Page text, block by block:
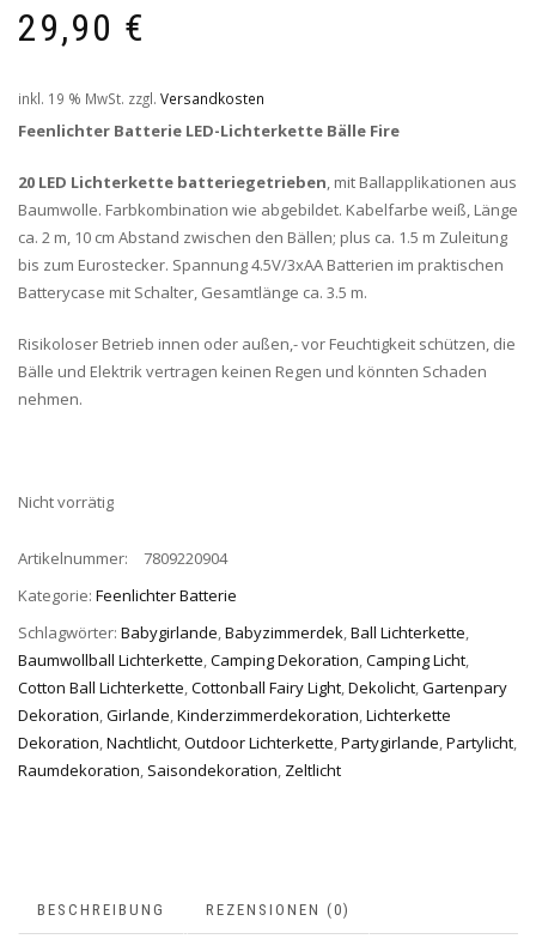
29,90 €
inkl. 19 % MwSt. zzgl. Versandkosten
Feenlichter Batterie LED-Lichterkette Bälle Fire
20 LED Lichterkette batteriegetrieben, mit Ballapplikationen aus
Baumwolle. Farbkombination wie abgebildet. Kabelfarbe weiß, Länge
ca. 2 m, 10 cm Abstand zwischen den Bällen; plus ca. 1.5 m Zuleitung
bis zum Eurostecker. Spannung 4.5V/3xAA Batterien im praktischen
Batterycase mit Schalter, Gesamtlänge ca. 3.5 m.
Risikoloser Betrieb innen oder außen,- vor Feuchtigkeit schützen, die
Bälle und Elektrik vertragen keinen Regen und könnten Schaden
nehmen.
Nicht vorrätig
Artikelnummer:
7809220904
Kategorie: Feenlichter Batterie
Schlagwörter: Babygirlande,Babyzimmerdek,Ball Lichterkette,
Baumwollball Lichterkette,Camping Dekoration,Camping Licht,
Cotton Ball Lichterkette,Cottonball Fairy Light,Dekolicht,Gartenpary
Dekoration,Girlande,Kinderzimmerdekoration,Lichterkette
Dekoration,Nachtlicht,Outdoor Lichterkette,Partygirlande,Partylicht,
Raumdekoration, Saisondekoration, Zeltlicht
BESCHREIBUNG REZENSIONEN (0)